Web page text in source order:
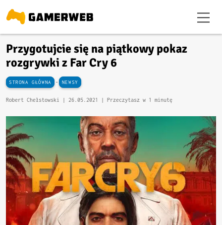
Przygotujcie się na piątkowy pokaz
rozgrywki z Far Cry 6
STRONA GŁÓWNA - NEWSY
Robert Chełstowski | 26.05.2021 | Przeczytasz w 1 minutę